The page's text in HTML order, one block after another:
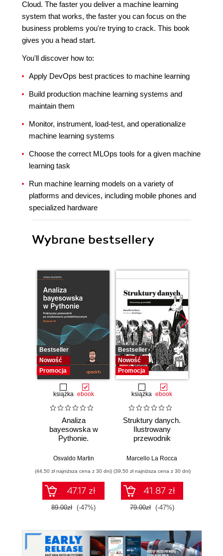
Cloud. The faster you deliver a machine learning
system that works, the faster you can focus on the
business problems you're trying to crack. This book
gives you a head start.
You'll discover how to:
Apply DevOps best practices to machine learning
Build production machine learning systems and
maintain them
Monitor, instrument, load-test, and operationalize
machine learning systems
Choose the correct MLOps tools for a given machine
learning task
Run machine learning models on a variety of
platforms and devices, including mobile phones and
specialized hardware
Wybrane bestsellery
Bestseller
Nowość
Promocja
książka ebook
Analiza
bayesowska w
Pythonie.
przewodnik po
probabilistycznym.
Wydanie III
Osvaldo Martin
(44,50 zł najniższa cena z 30 dni)
47.17 zł
89.00zł (-47%)
Bestseller
Nowość
Promocja
książka ebook
Struktury danych.
Ilustrowany
przewodnik
Marcello La Rocca
(39,50 zł najniższa cena z 30 dni)
41.87 zł
79.00zł (-47%)